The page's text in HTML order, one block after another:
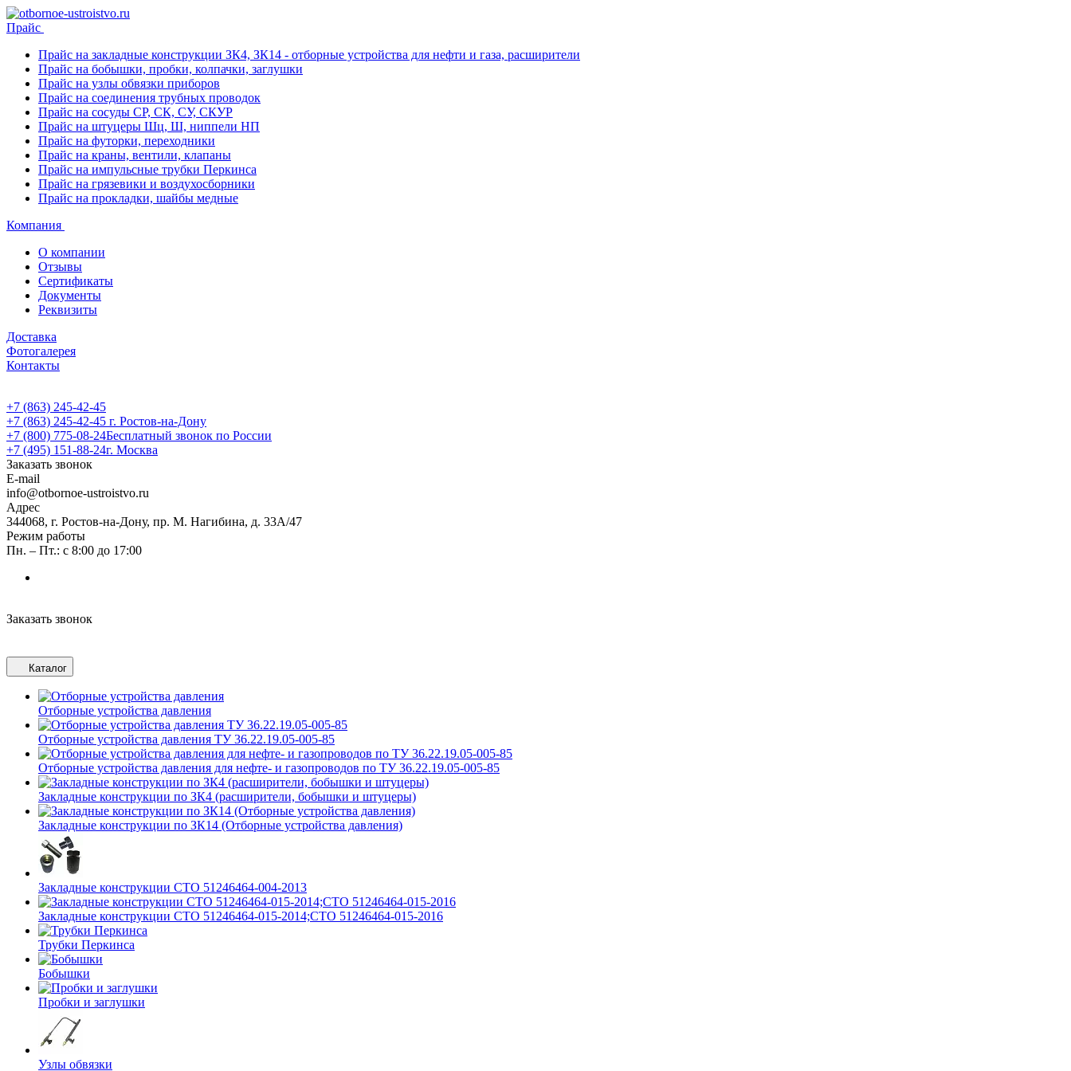
Прайс
Прайс на закладные конструкции ЗК4, ЗК14 - отборные устройства для нефти и газа, расширители
Прайс на бобышки, пробки, колпачки, заглушки
Прайс на узлы обвязки приборов
Прайс на соединения трубных проводок
Прайс на сосуды СР, СК, СУ, СКУР
Прайс на штуцеры Шц, Ш, ниппели НП
Прайс на футорки, переходники
Прайс на краны, вентили, клапаны
Прайс на импульсные трубки Перкинса
Прайс на грязевики и воздухосборники
Прайс на прокладки, шайбы медные
Компания
О компании
Отзывы
Сертификаты
Документы
Реквизиты
Доставка
Фотогалерея
Контакты
+7 (863) 245-42-45
+7 (863) 245-42-45 г. Ростов-на-Дону
+7 (800) 775-08-24Бесплатный звонок по России
+7 (495) 151-88-24г. Москва
Заказать звонок
E-mail
info@otbornoe-ustroistvo.ru
Адрес
344068, г. Ростов-на-Дону, пр. М. Нагибина, д. 33А/47
Режим работы
Пн. – Пт.: с 8:00 до 17:00
Заказать звонок
Каталог
Отборные устройства давления
Отборные устройства давления ТУ 36.22.19.05-005-85
Отборные устройства давления для нефте- и газопроводов по ТУ 36.22.19.05-005-85
Закладные конструкции по ЗК4 (расширители, бобышки и штуцеры)
Закладные конструкции по ЗК14 (Отборные устройства давления)
Закладные конструкции СТО 51246464-004-2013
Закладные конструкции СТО 51246464-015-2014;СТО 51246464-015-2016
Трубки Перкинса
Бобышки
Пробки и заглушки
Узлы обвязки